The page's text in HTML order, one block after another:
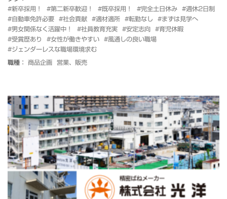
#新卒採用！
#第二新卒歓迎！ #既卒採用！ #完全土日休み
#週休2日制
#自動車免許必要
#社会貢献 #適材適所 #転勤なし
#まずは見学へ
#男女関係なく活躍中！
#社員教育充実 #安定志向
#育児休暇
#受賞歴あり
#女性が働きやすい
#風通しの良い職場
#ジェンダーレスな職場環境求む
職種： 商品企画 営業、販売